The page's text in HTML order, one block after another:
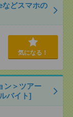
などスマホの
気になる！
ン＞ツアー
バイト]